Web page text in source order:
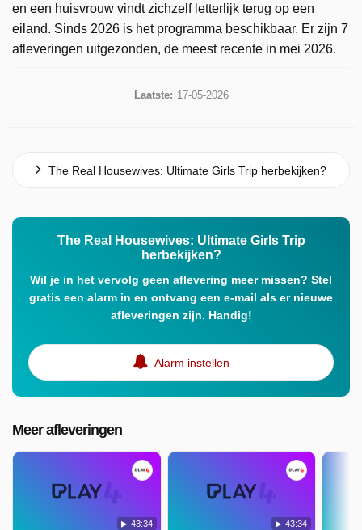
en een huisvrouw vindt zichzelf letterlijk terug op een
eiland. Sinds 2026 is het programma beschikbaar. Er zijn 7
afleveringen uitgezonden, de meest recente in mei 2026.
Laatste: 17-05-2026
The Real Housewives: Ultimate Girls Trip herbekijken?
The Real Housewives: Ultimate Girls Trip
herbekijken?
Wil je in het vervolg geen aflevering meer missen? Stel
gratis een alarm in en ontvang een e-mail als er nieuwe
afleveringen zijn. Handig!
Alarm instellen
Meer afleveringen
43:34 43:34